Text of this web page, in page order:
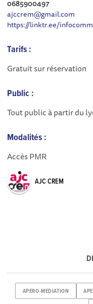
0685900497
ajccrem@gmail.com
https://linktr.ee/
Tarifs :
Gratuit sur réservation
Public :
Tout public à partir du
Modalités :
Accès PMR
AJC CREM
APERO-MEDIATION